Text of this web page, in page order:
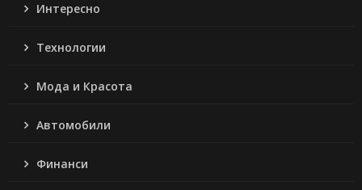
Интересно
Технологии
Мода и Красота
Автомобили
Финанси